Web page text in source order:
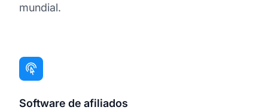
mundial.
Software de afiliados